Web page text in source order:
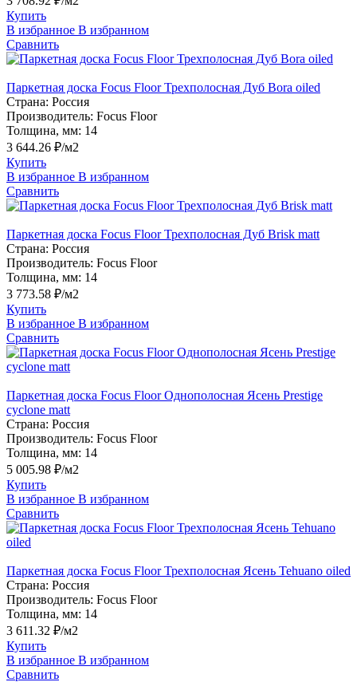
Купить
В избранное В избранном
Сравнить
Паркетная доска Focus Floor Трехполосная Дуб Bora oiled
Страна: Россия
Производитель: Focus Floor
Толщина, мм: 14
3 644.26 ₽/м2
Купить
В избранное В избранном
Сравнить
Паркетная доска Focus Floor Трехполосная Дуб Brisk matt
Страна: Россия
Производитель: Focus Floor
Толщина, мм: 14
3 773.58 ₽/м2
Купить
В избранное В избранном
Сравнить
Паркетная доска Focus Floor Однополосная Ясень Prestige
cyclone matt
Страна: Россия
Производитель: Focus Floor
Толщина, мм: 14
5 005.98 ₽/м2
Купить
В избранное В избранном
Сравнить
Паркетная доска Focus Floor Трехполосная Ясень Tehuano oiled
Страна: Россия
Производитель: Focus Floor
Толщина, мм: 14
3 611.32 ₽/м2
Купить
В избранное В избранном
Сравнить